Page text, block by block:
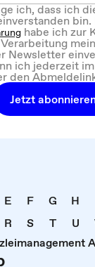
ich, dass ich
bin.
habe ich zur
Newsletter
ich jederzeit
den
Jetzt
E F G H
R S T U